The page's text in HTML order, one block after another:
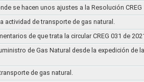
se hacen unos ajustes a la Resolución CREG
actividad de transporte de gas natural.
de que trata la circular CREG 031 de
de Gas Natural desde la expedición de
de gas natural.